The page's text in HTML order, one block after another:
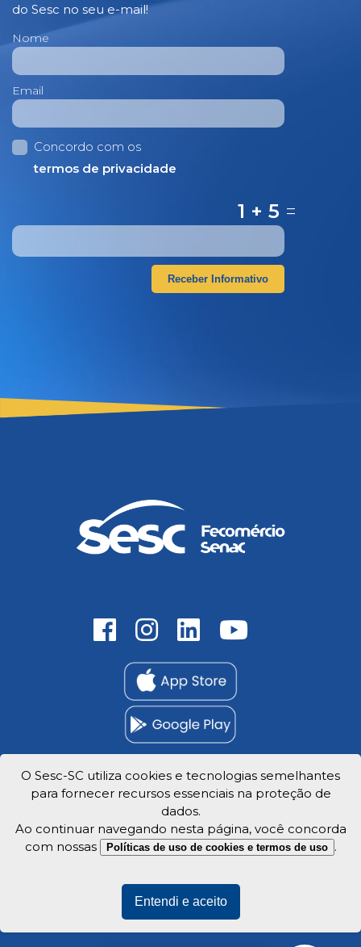
do Sesc no seu e-mail!
Nome
Email
Concordo com os
termos de privacidade
1 + 5 =
Receber Informativo
Trabalhe Conosco
Privacidade e dados
Veja o mapa do site
O Sesc-SC utiliza cookies e tecnologias semelhantes
para fornecer recursos essenciais na proteção de
dados.
Ao continuar navegando nesta página, você concorda
com nossas
Políticas de uso de cookies e termos de uso .
Entendi e aceito